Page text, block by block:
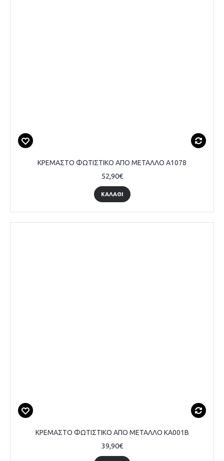
ΚΡΕΜΑΣΤΟ ΦΩΤΙΣΤΙΚΟ ΑΠΟ ΜΕΤΑΛΛΟ A1078
52,90€
ΚΑΛΆΘΙ
ΚΡΕΜΑΣΤΟ ΦΩΤΙΣΤΙΚΟ ΑΠΟ ΜΕΤΑΛΛΟ KA001B
39,90€